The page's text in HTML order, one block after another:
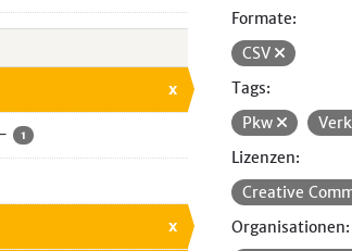
x
- 1
x
Formate:
CSV
Tags:
Pkw
Lizenzen:
Creative
Organisationen: